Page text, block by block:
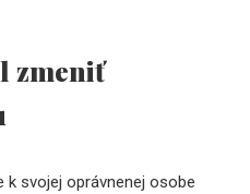
zmeniť
k svojej oprávnenej osobe